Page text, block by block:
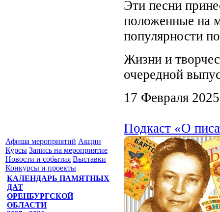
Афиша мероприятий Акции
Курсы Запись на мероприятие
Новости и события Выставки
Конкурсы и проекты
КАЛЕНДАРЬ ПАМЯТНЫХ
ДАТ
ОРЕНБУРГСКОЙ
ОБЛАСТИ
Эти песни
положенные на
популярности
Жизни и
очередной
17 Февраля 2025
Подкаст «О